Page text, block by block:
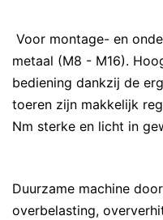
Voor montage- en
metaal (M8 - M16).
bediening dankzij de
toeren zijn makkelijk
Nm sterke en licht in
Duurzame machine
overbelasting,